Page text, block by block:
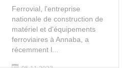
Ferrovial, l'entreprise
nationale de construction de
matériel et d'équipements
ferroviaires à Annaba, a
récemment l...